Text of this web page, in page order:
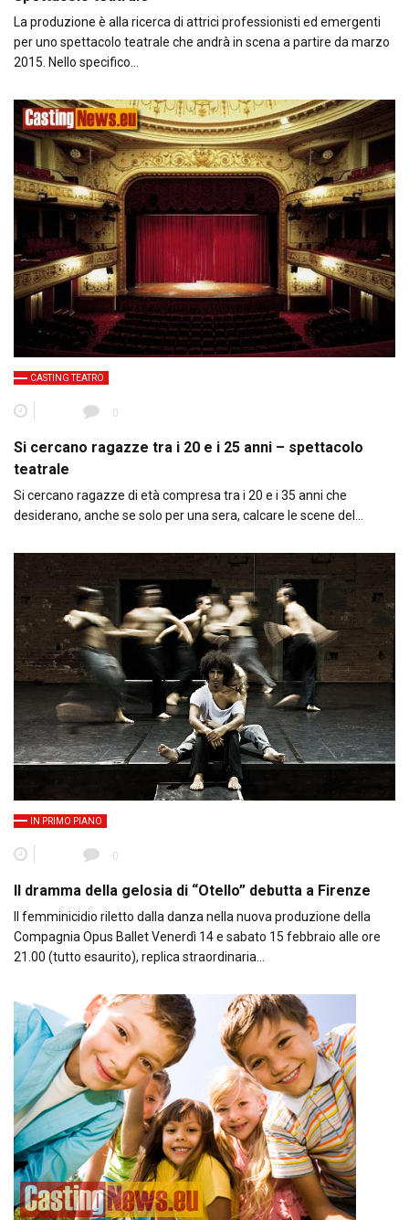
La produzione è alla ricerca di attrici professionisti ed emergenti
per uno spettacolo teatrale che andrà in scena a partire da marzo
2015. Nello specifico…
CASTING TEATRO
0
Si cercano ragazze tra i 20 e i 25 anni – spettacolo
teatrale
Si cercano ragazze di età compresa tra i 20 e i 35 anni che
desiderano, anche se solo per una sera, calcare le scene del…
IN PRIMO PIANO
0
Il dramma della gelosia di “Otello” debutta a Firenze
Il femminicidio riletto dalla danza nella nuova produzione della
Compagnia Opus Ballet Venerdì 14 e sabato 15 febbraio alle ore
21.00 (tutto esaurito), replica straordinaria…